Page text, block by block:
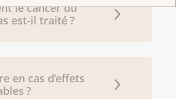
le cancer du
est-il traité ?
en cas d’effets
?